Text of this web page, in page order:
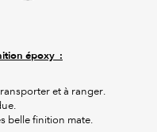
époxy :
et à ranger.
belle finition mate.